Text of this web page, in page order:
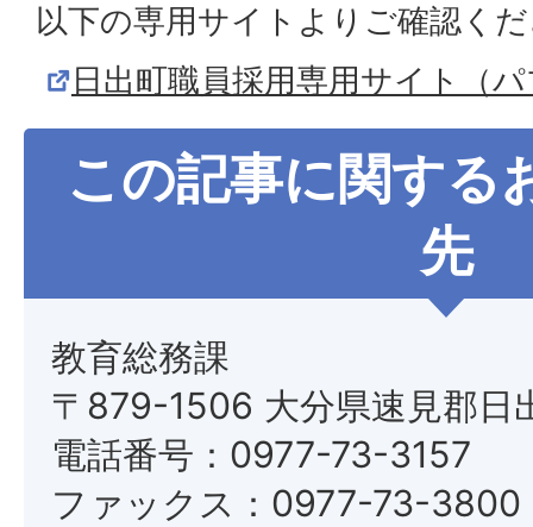
以下の専用サイトよりご確認く
日出町職員採用専用サイト（
この記事に関する
先
教育総務課
〒879-1506 大分県速見郡日
電話番号：0977-73-3157
ファックス：0977-73-3800